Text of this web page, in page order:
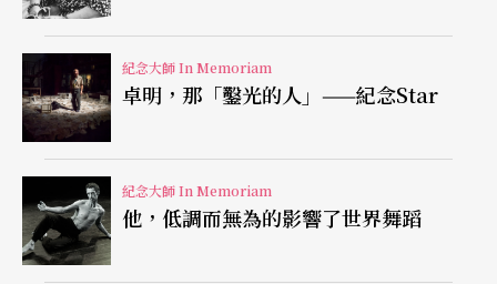
紀念大師 In Memoriam
卓明，那「鑿光的人」——紀念Star
紀念大師 In Memoriam
他，低調而無為的影響了世界舞蹈